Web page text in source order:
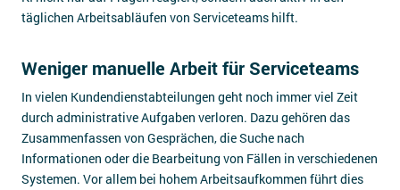
täglichen Arbeitsabläufen von Serviceteams hilft.
Weniger manuelle Arbeit für Serviceteams
In vielen Kundendienstabteilungen geht noch immer viel Zeit
durch administrative Aufgaben verloren. Dazu gehören das
Zusammenfassen von Gesprächen, die Suche nach
Informationen oder die Bearbeitung von Fällen in verschiedenen
Systemen. Vor allem bei hohem Arbeitsaufkommen führt dies